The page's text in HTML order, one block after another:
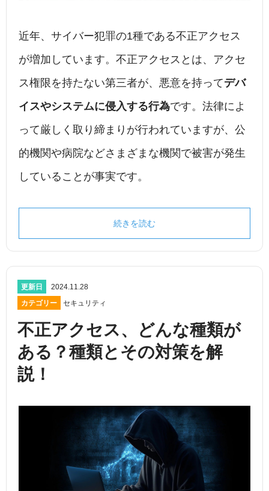
近年、サイバー犯罪の1種である不正アクセス
が増加しています。不正アクセスとは、アクセ
ス権限を持たない第三者が、悪意を持ってデバ
イスやシステムに侵入する行為です。法律によ
って厳しく取り締まりが行われていますが、公
的機関や病院などさまざまな機関で被害が発生
していることが事実です。
続きを読む
更新日
2024.11.28
カテゴリー
セキュリティ
不正アクセス、どんな種類が
ある？種類とその対策を解
説！